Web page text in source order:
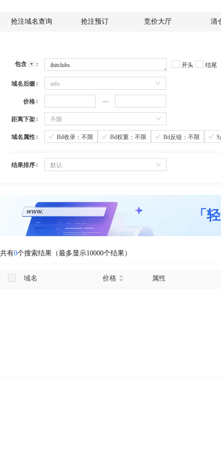
抢注域名查询 抢注预订 竞价大厅 清
包含 开头 结尾
域名后缀 info
价格
距离下架 不限
域名属性 Bd收录：不限 Bd权重：不限 Bd反链：不限
结果排序 默认
「
共有0个搜索结果（最多显示10000个结果）
域名 价格 属性